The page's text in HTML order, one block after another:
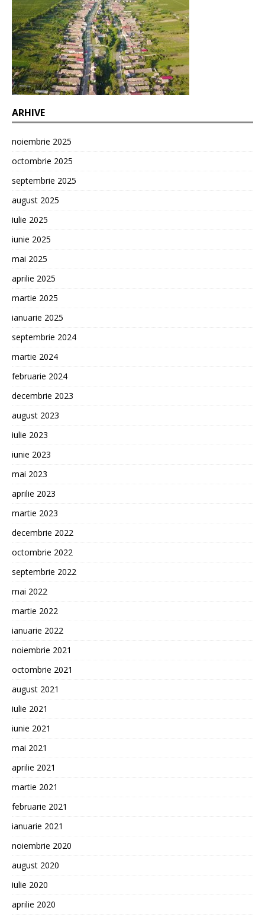
ARHIVE
noiembrie 2025
octombrie 2025
septembrie 2025
august 2025
iulie 2025
iunie 2025
mai 2025
aprilie 2025
martie 2025
ianuarie 2025
septembrie 2024
martie 2024
februarie 2024
decembrie 2023
august 2023
iulie 2023
iunie 2023
mai 2023
aprilie 2023
martie 2023
decembrie 2022
octombrie 2022
septembrie 2022
mai 2022
martie 2022
ianuarie 2022
noiembrie 2021
octombrie 2021
august 2021
iulie 2021
iunie 2021
mai 2021
aprilie 2021
martie 2021
februarie 2021
ianuarie 2021
noiembrie 2020
august 2020
iulie 2020
aprilie 2020